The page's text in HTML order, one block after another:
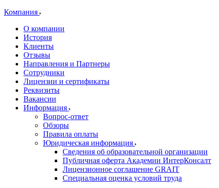
Компания
О компании
История
Клиенты
Отзывы
Направления и Партнеры
Сотрудники
Лицензии и сертификаты
Реквизиты
Вакансии
Информация
Вопрос-ответ
Обзоры
Правила оплаты
Юридическая информация
Сведения об образовательной организации
Публичная оферта Академии ИнтерКонсалт
Лицензионное соглашение GRAIT
Специальная оценка условий труда